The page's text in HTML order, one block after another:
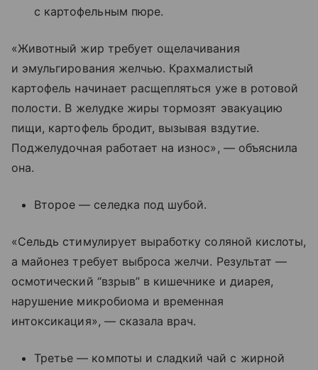
с картофельным пюре.
«Животный жир требует ощелачивания
и эмульгирования желчью. Крахмалистый
картофель начинает расщепляться уже в ротовой
полости. В желудке жиры тормозят эвакуацию
пищи, картофель бродит, вызывая вздутие.
Поджелудочная работает на износ», — объяснила
она.
Второе — селедка под шубой.
«Сельдь стимулирует выработку соляной кислоты,
а майонез требует выброса желчи. Результат —
осмотический “взрыв” в кишечнике и диарея,
нарушение микробиома и временная
интоксикация», — сказала врач.
Третье — компоты и сладкий чай с жирной